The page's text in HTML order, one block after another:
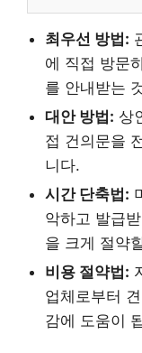
최우선 방법:
에 직접 방문
를 안내받는
대안 방법: 상
접 건의문을
니다.
시간 단축법:
악하고 발급
을 크게 절약
비용 절약법:
업체로부터
감에 도움이